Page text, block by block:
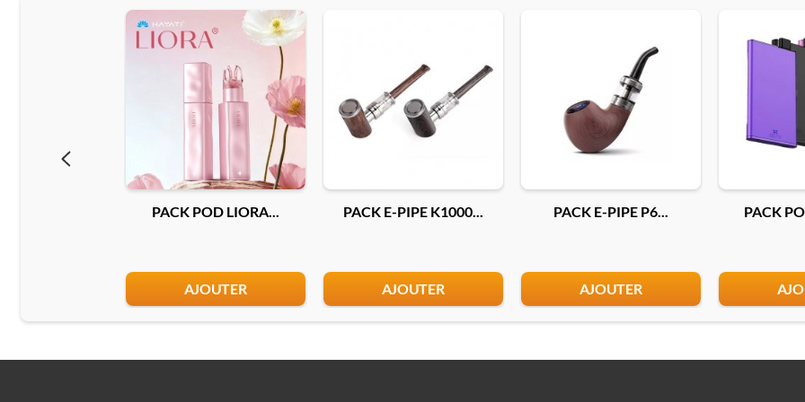
PACK POD LIORA...
AJOUTER
PACK E-PIPE K1000...
AJOUTER
PACK E-PIPE P6...
AJOUTER
PACK